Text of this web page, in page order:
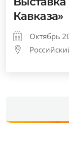
Кавказа»
Октябрь